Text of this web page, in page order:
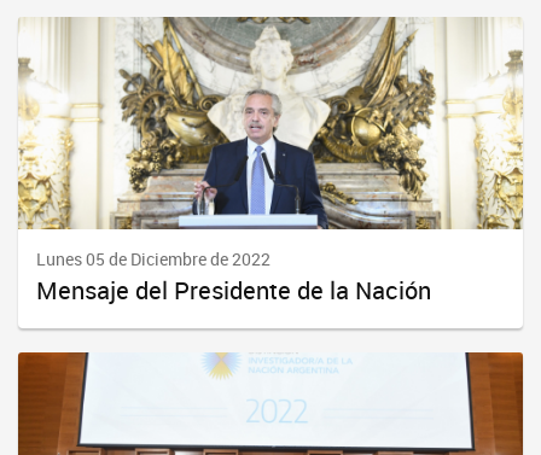
Lunes 05 de Diciembre de 2022
Mensaje del Presidente de la Nación